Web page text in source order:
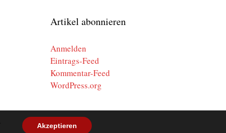
Artikel abonnieren
Anmelden
Eintrags-Feed
Kommentar-Feed
WordPress.org
Akzeptieren